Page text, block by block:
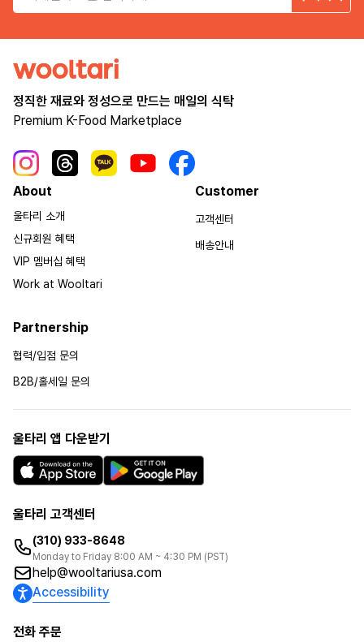
정직한 재료와 정성으로 만드는 매일의 식탁
Premium K-Food Marketplace
About
울타리 소개
신규회원 혜택
VIP 멤버십 혜택
Work at Wooltari
Customer
고객센터
배송안내
Partnership
협력/입점 문의
B2B/홀세일 문의
울타리 앱 다운받기
울타리 고객센터
(310) 933-8648
Monday to Friday 8:00 AM ~ 4:30 PM (PST)
help@wooltariusa.com
Accessibility
전화 주문